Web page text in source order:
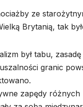
ze
Brytanią, tak
był tabu, zasadę
granic
zapędy różnych